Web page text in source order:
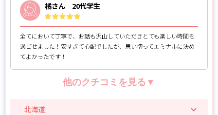
橘さん 20代学生
全てにおいて丁寧で、お話も沢山していただきとても楽しい時間を
過ごせました！安すぎて心配でしたが、思い切ってエミナルに決め
てよかったです！
他のクチコミを見る▼
北海道